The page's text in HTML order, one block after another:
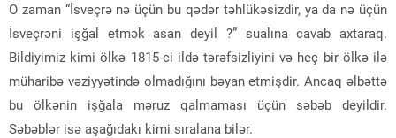
O zaman “İsveçrə nə üçün bu qədər təhlükəsizdir, ya da nə üçün
İsveçrəni işğal etmək asan deyil ?” sualına cavab axtaraq.
Bildiyimiz kimi ölkə 1815-ci ildə tərəfsizliyini və heç bir ölkə ilə
müharibə vəziyyətində olmadığını bəyan etmişdir. Ancaq əlbəttə
bu ölkənin işğala məruz qalmaması üçün səbəb deyildir.
Səbəblər isə aşağıdakı kimi sıralana bilər.